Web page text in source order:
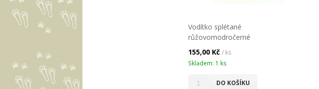
Vodítko splétané
růžovomodročerné
155,00 Kč / ks
Skladem: 1 ks
DO KOŠÍKU